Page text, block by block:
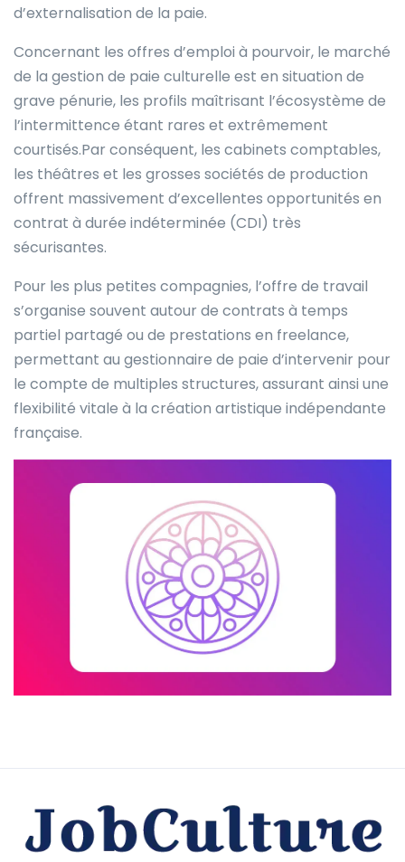
d’externalisation de la paie.
Concernant les offres d’emploi à pourvoir, le marché
de la gestion de paie culturelle est en situation de
grave pénurie, les profils maîtrisant l’écosystème de
l’intermittence étant rares et extrêmement
courtisés.Par conséquent, les cabinets comptables,
les théâtres et les grosses sociétés de production
offrent massivement d’excellentes opportunités en
contrat à durée indéterminée (CDI) très
sécurisantes.
Pour les plus petites compagnies, l’offre de travail
s’organise souvent autour de contrats à temps
partiel partagé ou de prestations en freelance,
permettant au gestionnaire de paie d’intervenir pour
le compte de multiples structures, assurant ainsi une
flexibilité vitale à la création artistique indépendante
française.